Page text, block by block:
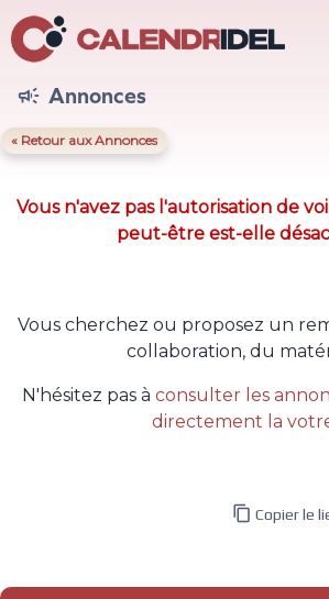
 Annonces
« Retour aux Annonces
Vous n'avez pas l'autorisation de
peut-être est-elle
Vous cherchez ou proposez un
collaboration, du
N'hésitez pas à consulter les
directement la
 Copier le